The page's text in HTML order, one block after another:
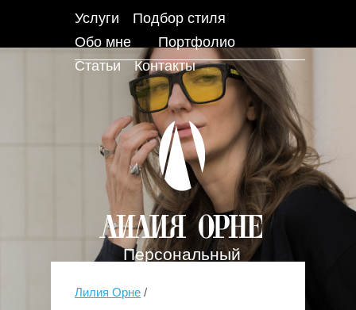
Персональный
Услуги
Подбор стиля
Обо мне
Портфолио
Статьи
Контакты
Лилия Орне /